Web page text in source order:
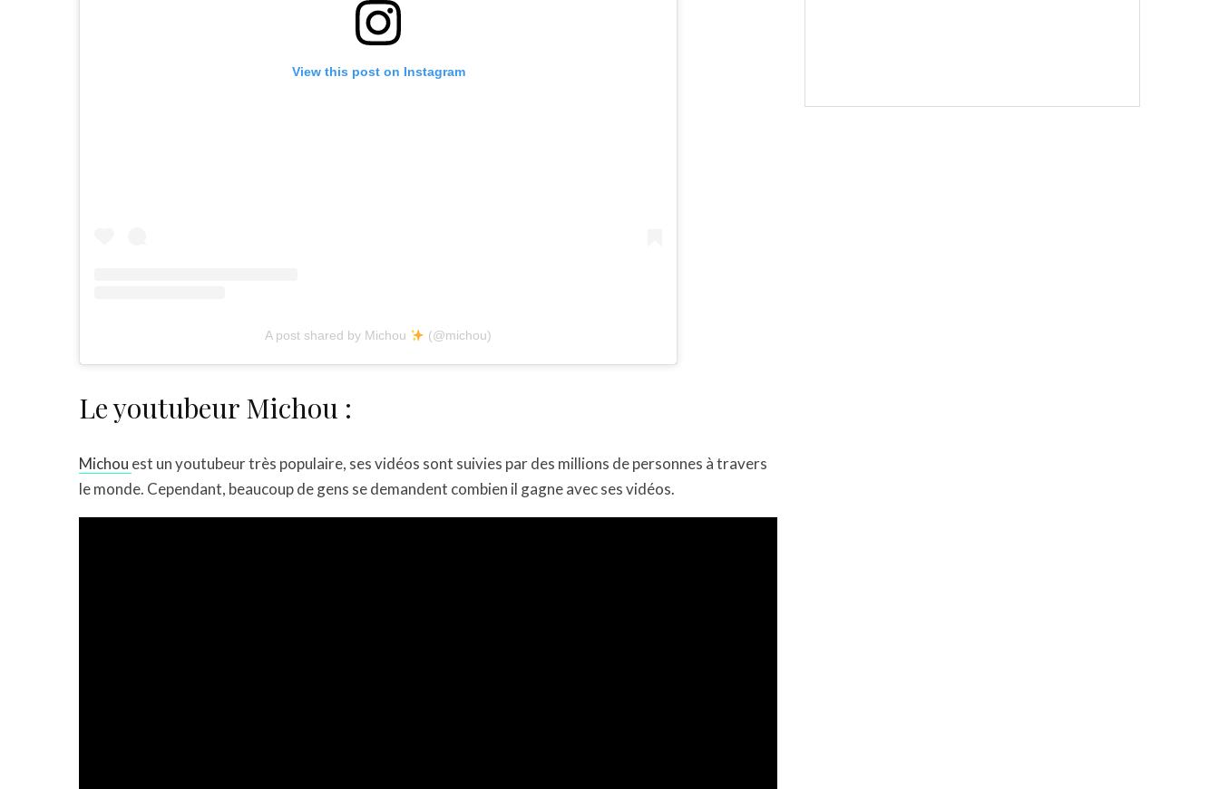
View this post on Instagram
A post shared by Michou (@michou)
Le youtubeur Michou :
Michou est un youtubeur très populaire, ses vidéos sont suivies par des millions de personnes à travers
le monde. Cependant, beaucoup de gens se demandent combien il gagne avec ses vidéos.